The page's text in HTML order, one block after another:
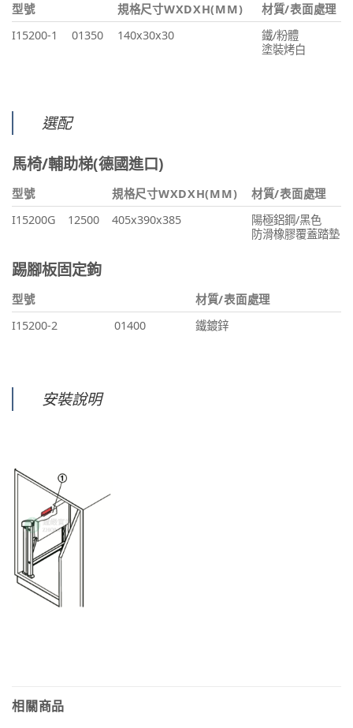
型號 規格尺寸WXDXH(MM)
材質/表面處理
I15200-1
01350 140x30x30
鐵/粉體
塗裝烤白
選配
馬椅/輔助梯(德國進口)
型號 規格尺寸WXDXH(MM)
材質/表面處理
I15200G
12500 405x390x385
陽極鋁鋼/黑色
防滑橡膠覆蓋踏墊
踢腳板固定鉤
型號
材質/表面處理
I15200-2
01400 鐵鍍鋅
安裝說明
相關商品